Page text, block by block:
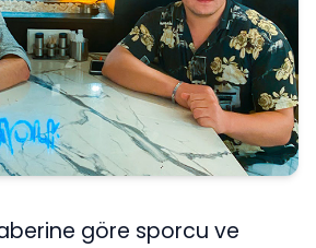
göre sporcu ve